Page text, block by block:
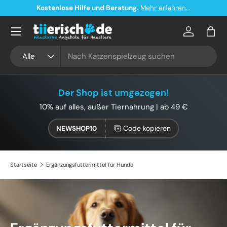
Direkt zum Inhalt
Kostenlose Hilfe und Beratung. Mehr erfahren...
Alle
Konto
Der Shop ist umgezogen!
10% auf alles, außer Tiernahrung | ab 49 €
NEWSHOP10 Code kopieren
Startseite Ergänzungsfuttermittel für Hunde